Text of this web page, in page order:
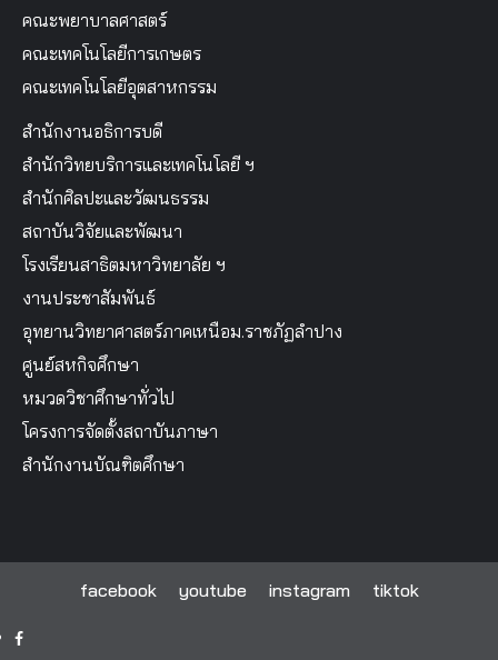
คณะพยาบาลศาสตร์
คณะเทคโนโลยีการเกษตร
คณะเทคโนโลยีอุตสาหกรรม
สำนักงานอธิการบดี
สำนักวิทยบริการและเทคโนโลยี ฯ
สำนักศิลปะและวัฒนธรรม
สถาบันวิจัยและพัฒนา
โรงเรียนสาธิตมหาวิทยาลัย ฯ
งานประชาสัมพันธ์
อุทยานวิทยาศาสตร์ภาคเหนือม.ราชภัฏลำปาง
ศูนย์สหกิจศึกษา
หมวดวิชาศึกษาทั่วไป
โครงการจัดตั้งสถาบันภาษา
สำนักงานบัณฑิตศึกษา
facebook youtube instagram tiktok
facebook